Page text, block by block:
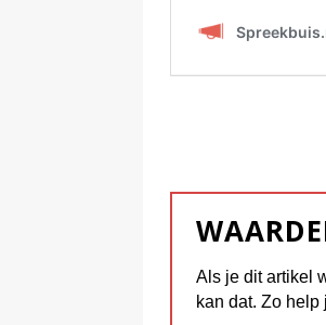
Als je dit artikel
kan dat. Zo